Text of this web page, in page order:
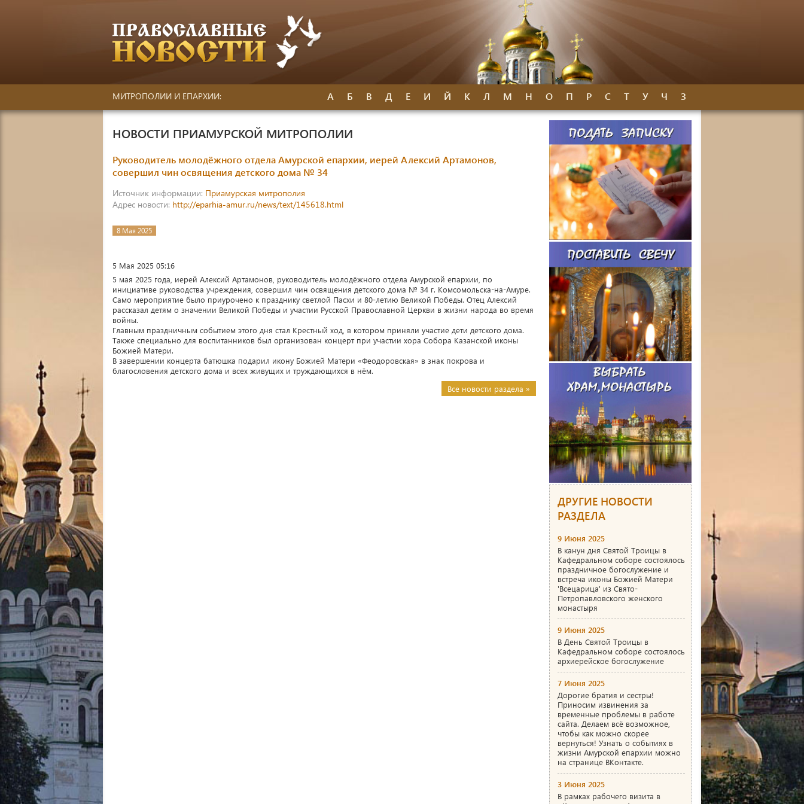
МИТРОПОЛИИ И ЕПАРХИИ: А Б В Д Е И Й К Л М Н О П Р С Т У Ч З
НОВОСТИ ПРИАМУРСКОЙ МИТРОПОЛИИ
Руководитель молодёжного отдела Амурской епархии, иерей Алексий Артамонов,
совершил чин освящения детского дома № 34
Источник информации: Приамурская митрополия
Адрес новости: http://eparhia-amur.ru/news/text/145618.html
8 Мая 2025
5 Мая 2025 05:16
5 мая 2025 года, иерей Алексий Артамонов, руководитель молодёжного отдела Амурской епархии, по
инициативе руководства учреждения, совершил чин освящения детского дома № 34 г. Комсомольска-на-Амуре.
Само мероприятие было приурочено к празднику светлой Пасхи и 80-летию Великой Победы. Отец Алексий
рассказал детям о значении Великой Победы и участии Русской Православной Церкви в жизни народа во время
войны.
Главным праздничным событием этого дня стал Крестный ход, в котором приняли участие дети детского дома.
Также специально для воспитанников был организован концерт при участии хора Собора Казанской иконы
Божией Матери.
В завершении концерта батюшка подарил икону Божией Матери «Феодоровская» в знак покрова и
благословения детского дома и всех живущих и труждающихся в нём.
Все новости раздела »
ДРУГИЕ НОВОСТИ
РАЗДЕЛА
9 Июня 2025
В канун дня Святой Троицы в
Кафедральном соборе состоялось
праздничное богослужение и
встреча иконы Божией Матери
'Всецарица' из Свято-
Петропавловского женского
монастыря
9 Июня 2025
В День Святой Троицы в
Кафедральном соборе состоялось
архиерейское богослужение
7 Июня 2025
Дорогие братия и сестры!
Приносим извинения за
временные проблемы в работе
сайта. Делаем всё возможное,
чтобы как можно скорее
вернуться! Узнать о событиях в
жизни Амурской епархии можно
на странице ВКонтакте.
3 Июня 2025
В рамках рабочего визита в